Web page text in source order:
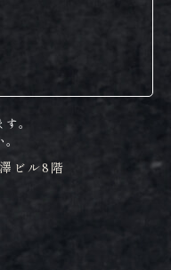
。
ビル8階